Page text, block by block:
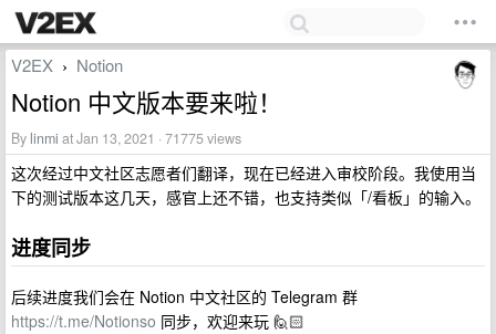
V2EX › Notion
Notion 中文版本要来啦！
By linmi at Jan 13, 2021 · 71775 views
这次经过中文社区志愿者们翻译，现在已经进入审校阶段。我使用当
下的测试版本这几天，感官上还不错，也支持类似「/看板」的输入。
进度同步
后续进度我们会在 Notion 中文社区的 Telegram 群
https://t.me/Notionso 同步，欢迎来玩 🙋🏻